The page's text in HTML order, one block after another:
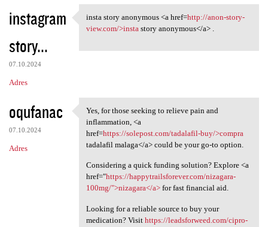
instagram
story...
07.10.2024
Adres
insta story anonymous <a href
insta story anonymous <a href=http://anon-story-
view.com/>insta story anonymous</a> .
oqufanac
07.10.2024
Adres
Yes, for those seeking to
Yes, for those seeking to relieve pain and
inflammation, <a
href=https://solepost.com/tadalafil-buy/>compra
tadalafil malaga</a> could be your go-to option.
Considering a quick funding solution? Explore <a
href="https://happytrailsforever.com/nizagara-
100mg/">nizagara</a>for fast financial aid.
Looking for a reliable source to buy your
medication? Visit https://leadsforweed.com/cipro-